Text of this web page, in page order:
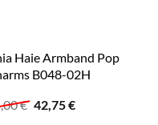
Haie Armband Pop
B048-02H
€ Ursprünglicher
Preis
42,75€Aktueller